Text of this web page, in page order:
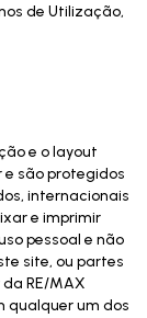
de Utilização,
e o layout
são protegidos
internacionais
e imprimir
pessoal e não
site, ou partes
RE/MAX
qualquer um dos